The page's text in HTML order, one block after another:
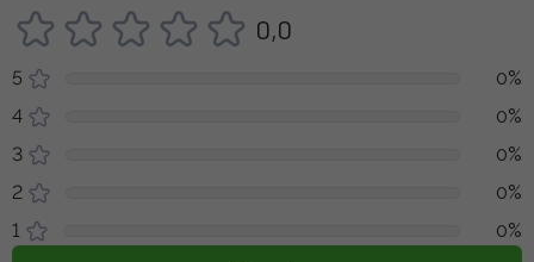
0,0
5
0%
4
0%
3
0%
2
0%
1
0%